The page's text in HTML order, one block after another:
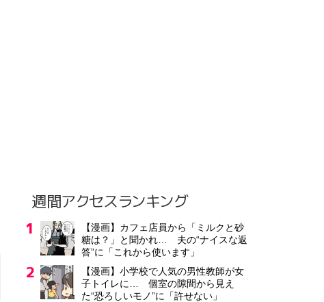
週間アクセスランキング
【漫画】カフェ店員から「ミルクと砂
糖は？」と聞かれ… 夫の“ナイスな返
答”に「これから使います」
【漫画】小学校で人気の男性教師が女
子トイレに… 個室の隙間から見え
た“恐ろしいモノ”に「許せない」